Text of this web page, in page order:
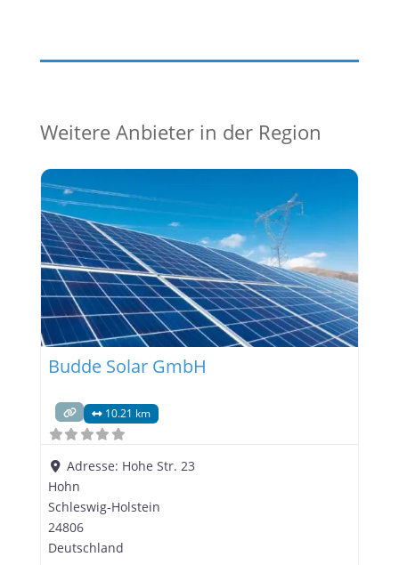
Weitere Anbieter in der Region
Budde Solar GmbH
10.21 km
Adresse: Hohe Str. 23
Hohn
Schleswig-Holstein
24806
Deutschland